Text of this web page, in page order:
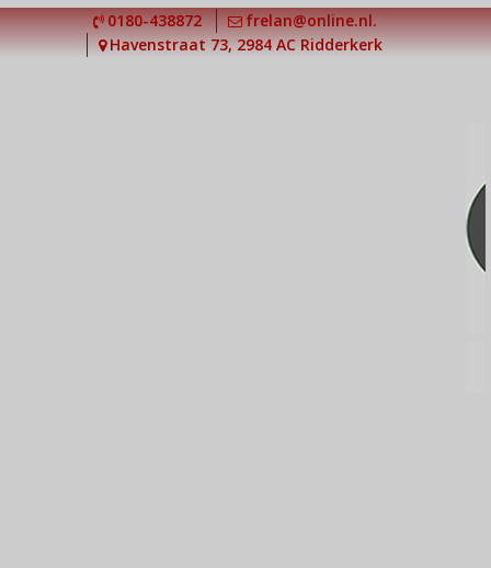
Ga
naar
0180-438872
frelan@online.nl.
Havenstraat 73, 2984 AC Ridderkerk